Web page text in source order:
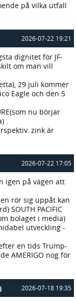
på vilka utfall
2026-07-22 19:21
dignitet för JF-
om man vill
29 juli kommer
Eagle och den 5
nu börjar
.
zink är
2026-07-22 17:05
igen på vägen att
rör sig uppåt kan
SOUTH PACIFIC
bolaget i media)
utveckling -
en tids Trump-
AMERIGO nog för
2026-07-18 19:35